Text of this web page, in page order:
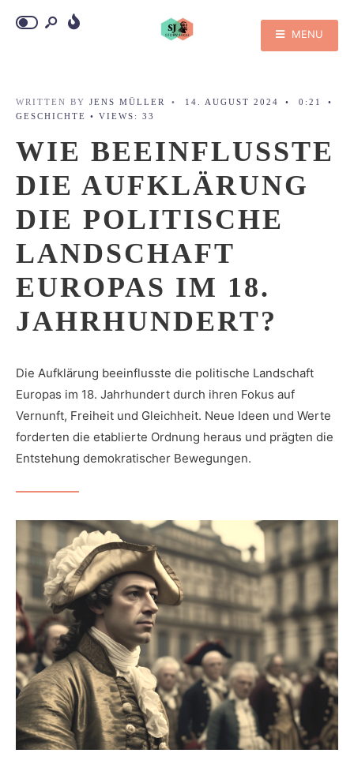
MENU
WRITTEN BY JENS MÜLLER • 14. AUGUST 2024 • 0:21
•
GESCHICHTE • VIEWS: 33
WIE BEEINFLUSSTE
DIE AUFKLÄRUNG
DIE POLITISCHE
LANDSCHAFT
EUROPAS IM 18.
JAHRHUNDERT?
Die Aufklärung beeinflusste die politische Landschaft
Europas im 18. Jahrhundert durch ihren Fokus auf
Vernunft, Freiheit und Gleichheit. Neue Ideen und Werte
forderten die etablierte Ordnung heraus und prägten die
Entstehung demokratischer Bewegungen.